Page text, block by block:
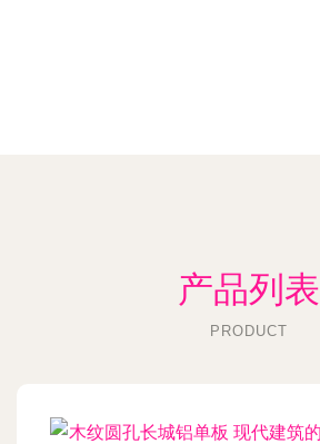
产品列表
PRODUCT